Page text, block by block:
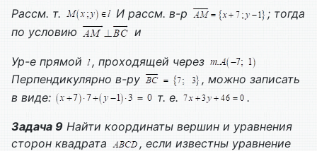
Рассм. т. И рассм. в-р
; тогда
по условию
и
Ур-е прямой
, проходящей через
Перпендикулярно в-ру
, можно записать
в виде:
т. е. .
Задача 9 Найти координаты вершин и уравнения
сторон квадрата
, если известны уравнение